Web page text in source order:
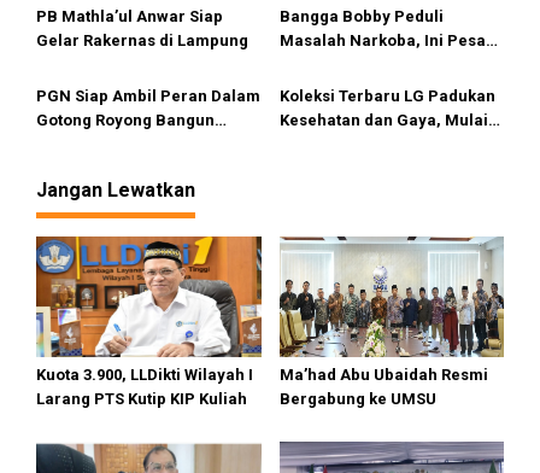
PB Mathla’ul Anwar Siap
Gelar Rakernas di Lampung
Bangga Bobby Peduli
Masalah Narkoba, Ini Pesan
PGN Siap Ambil Peran Dalam
Gotong Royong Bangun
Koleksi Terbaru LG Padukan
Kesehatan dan Gaya, Mulai
Jangan Lewatkan
Kuota 3.900, LLDikti Wilayah I
Larang PTS Kutip KIP Kuliah
Ma’had Abu Ubaidah Resmi
Bergabung ke UMSU